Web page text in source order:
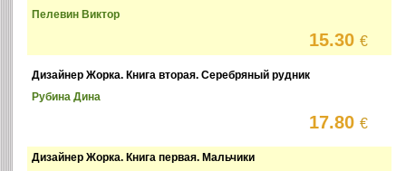
Пелевин Виктор
15.30€
Дизайнер Жорка. Книга вторая. Серебряный рудник
Рубина Дина
17.80€
Дизайнер Жорка. Книга первая. Мальчики